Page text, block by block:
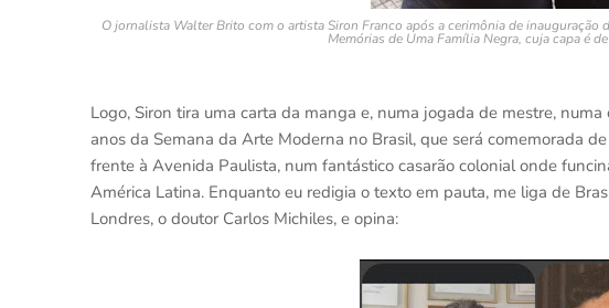
O jornalista Walter Brito com o artista Siron Franco após a cerimônia de
Memórias de Uma Família Negra, cuja capa é
Logo, Siron tira uma carta da manga e, numa jogada de mestre,
anos da Semana da Arte Moderna no Brasil, que será comemorada
frente à Avenida Paulista, num fantástico casarão colonial onde
América Latina. Enquanto eu redigia o texto em pauta, me liga de
Londres, o doutor Carlos Michiles, e opina: